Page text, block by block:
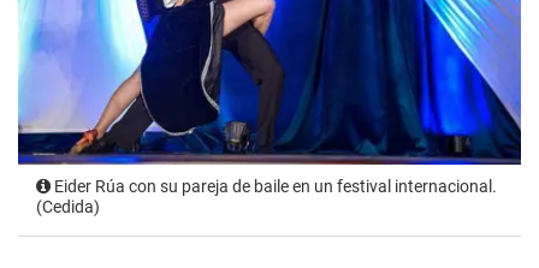
Eider Rúa con su pareja de baile en un festival internacional.
(Cedida)